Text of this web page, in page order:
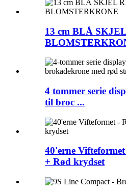
13 cm BLÅ
4 tommer serie
til broc ...
40'erne
+ Rød krydset